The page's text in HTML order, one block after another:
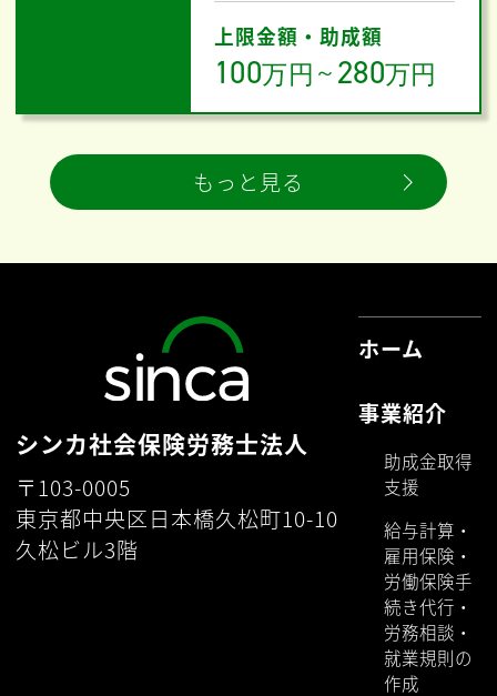
上限金額・助成額
100万円 ～ 280万円
もっと見る
シンカ社会保険労務士法人
〒103-0005
東京都中央区日本橋久松町10-10
久松ビル3階
ホーム
事業紹介
助成金取得
支援
給与計算・
雇用保険・
労働保険手
続き代行・
労務相談・
就業規則の
作成